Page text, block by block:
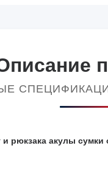
и рюкзака акулы сумки